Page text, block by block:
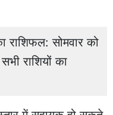
सोमवार को
राशियों का